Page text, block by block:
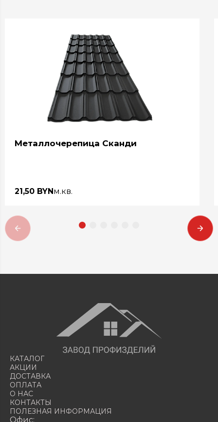
Металлочерепица Сканди
21,50 BYNм.кв.
КАТАЛОГ
АКЦИИ
ДОСТАВКА
ОПЛАТА
О НАС
КОНТАКТЫ
ПОЛЕЗНАЯ ИНФОРМАЦИЯ
Офис: